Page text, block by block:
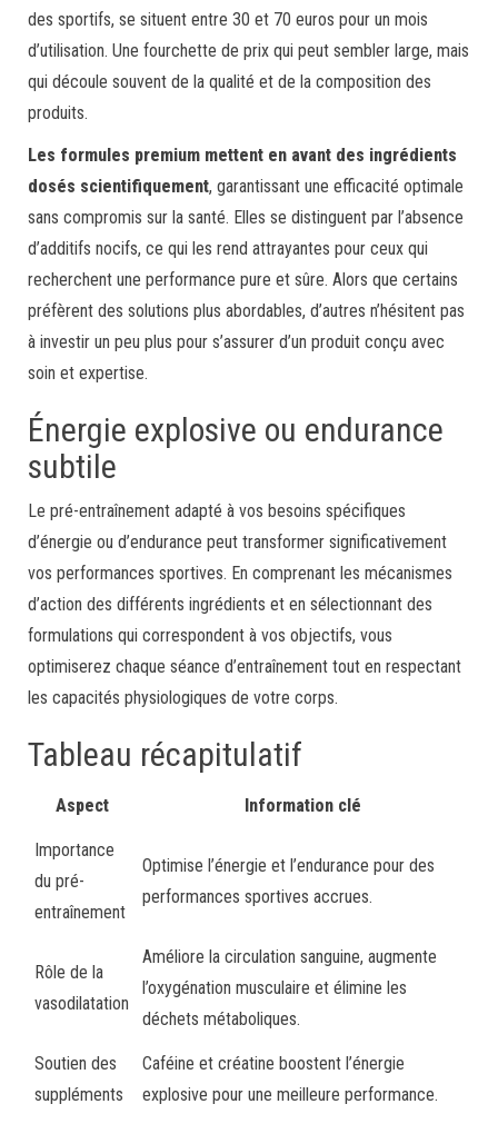
des sportifs, se situent entre 30 et 70 euros pour un mois
d’utilisation. Une fourchette de prix qui peut sembler large, mais
qui découle souvent de la qualité et de la composition des
produits.
Les formules premium mettent en avant des ingrédients
dosés scientifiquement, garantissant une efficacité optimale
sans compromis sur la santé. Elles se distinguent par l’absence
d’additifs nocifs, ce qui les rend attrayantes pour ceux qui
recherchent une performance pure et sûre. Alors que certains
préfèrent des solutions plus abordables, d’autres n’hésitent pas
à investir un peu plus pour s’assurer d’un produit conçu avec
soin et expertise.
Énergie explosive ou endurance
subtile
Le pré-entraînement adapté à vos besoins spécifiques
d’énergie ou d’endurance peut transformer significativement
vos performances sportives. En comprenant les mécanismes
d’action des différents ingrédients et en sélectionnant des
formulations qui correspondent à vos objectifs, vous
optimiserez chaque séance d’entraînement tout en respectant
les capacités physiologiques de votre corps.
Tableau récapitulatif
Aspect Information clé
Importance
du pré-
entraînement
Optimise l’énergie et l’endurance pour des
performances sportives accrues.
Rôle de la
vasodilatation
Améliore la circulation sanguine, augmente
l’oxygénation musculaire et élimine les
déchets métaboliques.
Soutien des
suppléments
Caféine et créatine boostent l’énergie
explosive pour une meilleure performance.